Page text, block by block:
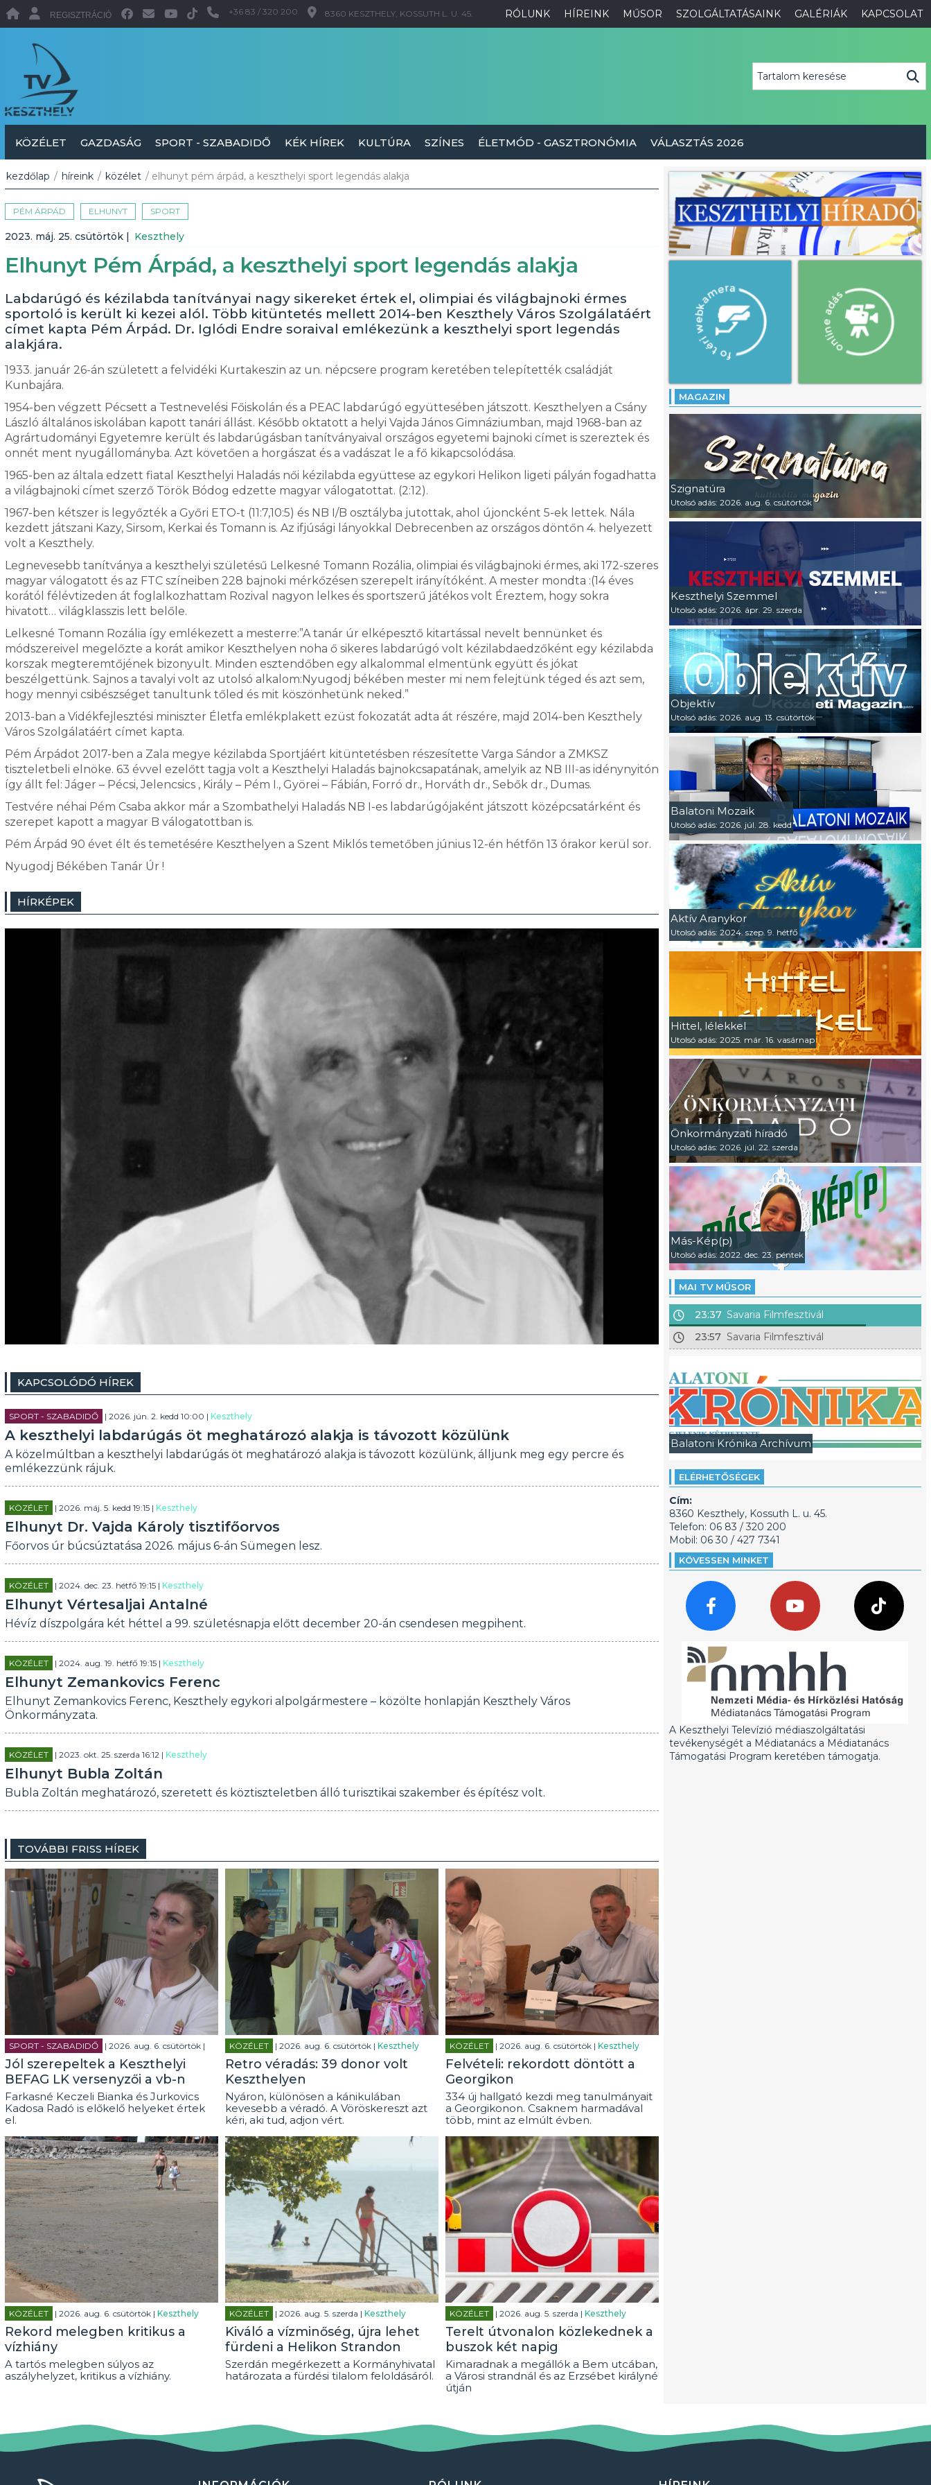
RÓLUNK HÍREINK MŰSOR SZOLGÁLTATÁSAINK GALÉRIÁK KAPCSOLAT
REGISZTRÁCIÓ +36 83 / 320 200 8360 KESZTHELY, KOSSUTH L. U. 45.
KÖZÉLET GAZDASÁG SPORT - SZABADIDŐ KÉK HÍREK KULTÚRA SZÍNES ÉLETMÓD - GASZTRONÓMIA VÁLASZTÁS 2026
kezdőlap / híreink / közélet / elhunyt pém árpád, a keszthelyi sport legendás alakja
PÉM ÁRPÁD ELHUNYT SPORT
2023. máj. 25. csütörtök | Keszthely
Elhunyt Pém Árpád, a keszthelyi sport legendás alakja
Labdarúgó és kézilabda tanítványai nagy sikereket értek el, olimpiai és világbajnoki érmes
sportoló is került ki kezei alól. Több kitüntetés mellett 2014-ben Keszthely Város Szolgálatáért
címet kapta Pém Árpád. Dr. Iglódi Endre soraival emlékezünk a keszthelyi sport legendás
alakjára.
1933. január 26-án született a felvidéki Kurtakeszin az un. népcsere program keretében telepítették családját
Kunbajára.
1954-ben végzett Pécsett a Testnevelési Főiskolán és a PEAC labdarúgó együttesében játszott. Keszthelyen a Csány
László általános iskolában kapott tanári állást. Később oktatott a helyi Vajda János Gimnáziumban, majd 1968-ban az
Agrártudományi Egyetemre került és labdarúgásban tanítványaival országos egyetemi bajnoki címet is szereztek és
onnét ment nyugállományba. Azt követően a horgászat és a vadászat le a fő kikapcsolódása.
1965-ben az általa edzett fiatal Keszthelyi Haladás női kézilabda együttese az egykori Helikon ligeti pályán fogadhatta
a világbajnoki címet szerző Török Bódog edzette magyar válogatottat. (2:12).
1967-ben kétszer is legyőzték a Győri ETO-t (11:7,10:5) és NB I/B osztályba jutottak, ahol újoncként 5-ek lettek. Nála
kezdett játszani Kazy, Sirsom, Kerkai és Tomann is. Az ifjúsági lányokkal Debrecenben az országos döntőn 4. helyezett
volt a Keszthely.
Legnevesebb tanítványa a keszthelyi születésű Lelkesné Tomann Rozália, olimpiai és világbajnoki érmes, aki 172-szeres
magyar válogatott és az FTC színeiben 228 bajnoki mérkőzésen szerepelt irányítóként. A mester mondta :(14 éves
korától félévtizeden át foglalkozhattam Rozival nagyon lelkes és sportszerű játékos volt Éreztem, hogy sokra
hivatott… világklasszis lett belőle.
Lelkesné Tomann Rozália így emlékezett a mesterre:”A tanár úr elképesztő kitartással nevelt bennünket és
módszereivel megelőzte a korát amikor Keszthelyen noha ő sikeres labdarúgó volt kézilabdaedzőként egy kézilabda
korszak megteremtőjének bizonyult. Minden esztendőben egy alkalommal elmentünk együtt és jókat
beszélgettünk. Sajnos a tavalyi volt az utolsó alkalom:Nyugodj békében mester mi nem felejtünk téged és azt sem,
hogy mennyi csibészséget tanultunk tőled és mit köszönhetünk neked.”
2013-ban a Vidékfejlesztési miniszter Életfa emlékplakett ezüst fokozatát adta át részére, majd 2014-ben Keszthely
Város Szolgálatáért címet kapta.
Pém Árpádot 2017-ben a Zala megye kézilabda Sportjáért kitüntetésben részesítette Varga Sándor a ZMKSZ
tiszteletbeli elnöke. 63 évvel ezelőtt tagja volt a Keszthelyi Haladás bajnokcsapatának, amelyik az NB III-as idénynyitón
így állt fel: Jáger – Pécsi, Jelencsics , Király – Pém I., Györei – Fábián, Forró dr., Horváth dr., Sebők dr., Dumas.
Testvére néhai Pém Csaba akkor már a Szombathelyi Haladás NB I-es labdarúgójaként játszott középcsatárként és
szerepet kapott a magyar B válogatottban is.
Pém Árpád 90 évet élt és temetésére Keszthelyen a Szent Miklós temetőben június 12-én hétfőn 13 órakor kerül sor.
Nyugodj Békében Tanár Úr !
HÍRKÉPEK
KAPCSOLÓDÓ HÍREK
SPORT - SZABADIDŐ | 2026. jún. 2. kedd 10:00 | Keszthely
A keszthelyi labdarúgás öt meghatározó alakja is távozott közülünk
A közelmúltban a keszthelyi labdarúgás öt meghatározó alakja is távozott közülünk, álljunk meg egy percre és
emlékezzünk rájuk.
KÖZÉLET | 2026. máj. 5. kedd 19:15 | Keszthely
Elhunyt Dr. Vajda Károly tisztifőorvos
Főorvos úr búcsúztatása 2026. május 6-án Sümegen lesz.
KÖZÉLET | 2024. dec. 23. hétfő 19:15 | Keszthely
Elhunyt Vértesaljai Antalné
Hévíz díszpolgára két héttel a 99. születésnapja előtt december 20-án csendesen megpihent.
KÖZÉLET | 2024. aug. 19. hétfő 19:15 | Keszthely
Elhunyt Zemankovics Ferenc
Elhunyt Zemankovics Ferenc, Keszthely egykori alpolgármestere – közölte honlapján Keszthely Város
Önkormányzata.
KÖZÉLET | 2023. okt. 25. szerda 16:12 | Keszthely
Elhunyt Bubla Zoltán
Bubla Zoltán meghatározó, szeretett és köztiszteletben álló turisztikai szakember és építész volt.
TOVÁBBI FRISS HÍREK
SPORT - SZABADIDŐ | 2026. aug. 6. csütörtök |
Jól szerepeltek a Keszthelyi
BEFAG LK versenyzői a vb-n
Farkasné Keczeli Bianka és Jurkovics
Kadosa Radó is előkelő helyeket értek
el.
KÖZÉLET | 2026. aug. 6. csütörtök | Keszthely
Retro véradás: 39 donor volt
Keszthelyen
Nyáron, különösen a kánikulában
kevesebb a véradó. A Vöröskereszt azt
kéri, aki tud, adjon vért.
KÖZÉLET | 2026. aug. 6. csütörtök | Keszthely
Felvételi: rekordott döntött a
Georgikon
334 új hallgató kezdi meg tanulmányait
a Georgikonon. Csaknem harmadával
több, mint az elmúlt évben.
KÖZÉLET | 2026. aug. 6. csütörtök | Keszthely
Rekord melegben kritikus a
vízhiány
A tartós melegben súlyos az
aszályhelyzet, kritikus a vízhiány.
KÖZÉLET | 2026. aug. 5. szerda | Keszthely
Kiváló a vízminőség, újra lehet
fürdeni a Helikon Strandon
Szerdán megérkezett a Kormányhivatal
határozata a fürdési tilalom feloldásáról.
KÖZÉLET | 2026. aug. 5. szerda | Keszthely
Terelt útvonalon közlekednek a
buszok két napig
Kimaradnak a megállók a Bem utcában,
a Városi strandnál és az Erzsébet királyné
útján
MAGAZIN
Szignatúra
Utolsó adás: 2026. aug. 6. csütörtök
Keszthelyi Szemmel
Utolsó adás: 2026. ápr. 29. szerda
Objektív
Utolsó adás: 2026. aug. 13. csütörtök
Balatoni Mozaik
Utolsó adás: 2026. júl. 28. kedd
Aktív Aranykor
Utolsó adás: 2024. szep. 9. hétfő
Hittel, lélekkel
Utolsó adás: 2025. már. 16. vasárnap
Önkormányzati híradó
Utolsó adás: 2026. júl. 22. szerda
Más-Kép(p)
Utolsó adás: 2022. dec. 23. péntek
MAI TV MŰSOR
23:37 Savaria Filmfesztivál
23:57 Savaria Filmfesztivál
Balatoni Krónika Archívum
ELÉRHETŐSÉGEK
Cím:
8360 Keszthely, Kossuth L. u. 45.
Telefon: 06 83 / 320 200
Mobil: 06 30 / 427 7341
KÖVESSEN MINKET
A Keszthelyi Televízió médiaszolgáltatási
tevékenységét a Médiatanács a Médiatanács
Támogatási Program keretében támogatja.